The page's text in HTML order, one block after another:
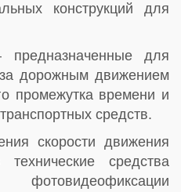
конструкций для
для
дорожным движением
промежутка времени и
средств.
скорости движения
технические средства